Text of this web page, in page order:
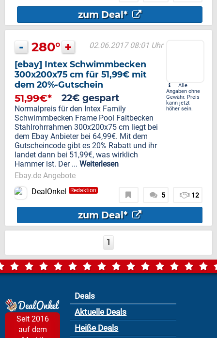
zum Deal*
- 280° + 02.06.2017 08:01 Uhr
[ebay] Intex Schwimmbecken
300x200x75 cm für 51,99€ mit
dem 20%-Gutschein
51,99€* 22€ gespart
Normalpreis für den Intex Family
Schwimmbecken Frame Pool Faltbecken
Stahlrohrrahmen 300x200x75 cm liegt bei
dem Ebay Anbieter bei 64,99€. Mit dem
Gutscheincode gibt es 20% Rabatt und ihr
landet dann bei 51,99€, was wirklich
Hammer ist. Der ... Weiterlesen
Ebay.de Angebote
Alle
Angaben ohne
Gewähr. Preis
kann jetzt
höher sein.
DealOnkel Redaktion
5 12
zum Deal*
1
Seit 2016
auf dem
Deals
Aktuelle Deals
Heiße Deals